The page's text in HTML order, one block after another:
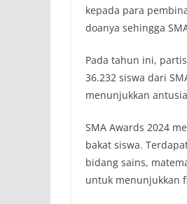
kepada para
doanya sehingga
Pada tahun ini,
36.232 siswa dari
menunjukkan
SMA Awards 2024
bakat siswa.
bidang sains,
untuk menunjukkan